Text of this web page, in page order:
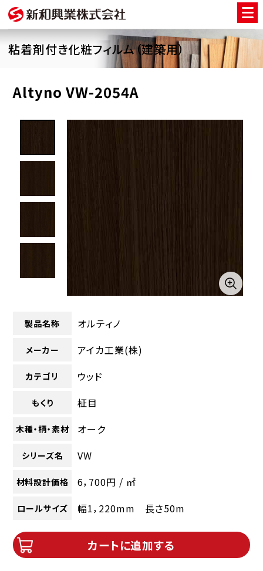
粘着剤付き化粧フィルム（建築用）
Altyno VW-2054A
製品名称 オルティノ
メーカー アイカ工業(株)
カテゴリ ウッド
もくり 柾目
木種・柄・素材 オーク
シリーズ名 VW
材料設計価格 6，700円 / ㎡
ロールサイズ 幅1，220mm 長さ50m
カートに追加する